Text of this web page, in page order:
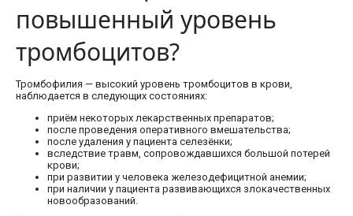
повышенный уровень
тромбоцитов?
Тромбофилия — высокий уровень тромбоцитов в крови,
наблюдается в следующих состояниях:
приём некоторых лекарственных препаратов;
после проведения оперативного вмешательства;
после удаления у пациента селезёнки;
вследствие травм, сопровождавшихся большой потерей
крови;
при развитии у человека железодефицитной анемии;
при наличии у пациента развивающихся злокачественных
новообразований.